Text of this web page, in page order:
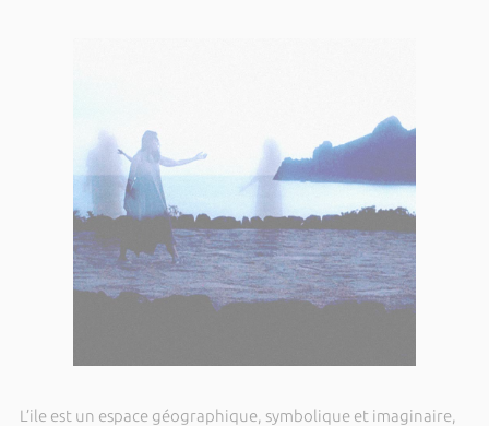
L’ile est un espace géographique, symbolique et imaginaire,